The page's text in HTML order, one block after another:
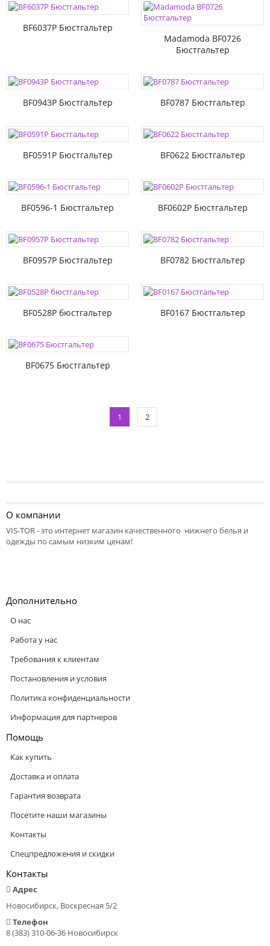
BF6037P Бюстгальтер
Madamoda BF0726
Бюстгальтер
BF0943P Бюстгальтер BF0787 Бюстгальтер
BF0591P Бюстгальтер BF0622 Бюстгальтер
BF0596-1 Бюстгальтер BF0602P Бюстгальтер
BF0957P Бюстгальтер BF0782 Бюстгальтер
BF0528P бюстгальтер BF0167 Бюстгальтер
BF0675 Бюстгальтер
1 2
О компании
VIS-TOR - это интернет магазин качественного нижнего белья и
одежды по самым низким ценам!
Дополнительно
О нас
Работа у нас
Требования к клиентам
Постановления и условия
Политика конфиденциальности
Информация для партнеров
Помощь
Как купить
Доставка и оплата
Гарантия возврата
Посетите наши магазины
Контакты
Спецпредложения и скидки
Контакты
Адрес
Новосибирск, Воскресная 5/2
Телефон
8 (383) 310-06-36 Новосибирск